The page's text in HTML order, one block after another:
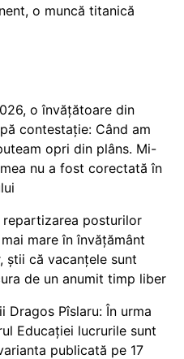
o muncă titanică
o învățătoare din
contestație: Când am
opri din plâns. Mi-
nu a fost corectată în
posturilor
mare în învățământ
știi că vacanțele sunt
de un anumit timp liber
Dragos Pîslaru: În urma
Educației lucrurile sunt
publicată pe 17